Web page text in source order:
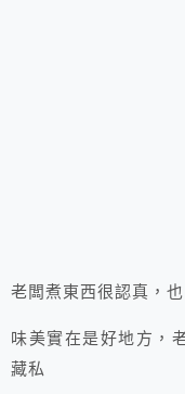
老闆煮東西很認真，
味美實在是好地方，
藏私